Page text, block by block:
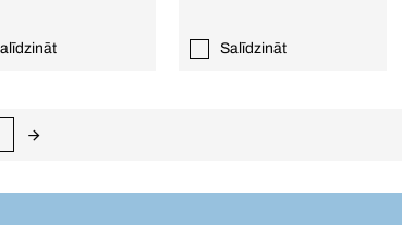
Salīdzināt